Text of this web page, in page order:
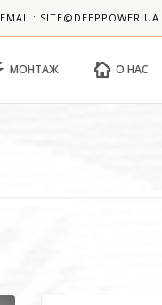
EMAIL: SITE@DEEPPOWER.UA
МОНТАЖ О НАС